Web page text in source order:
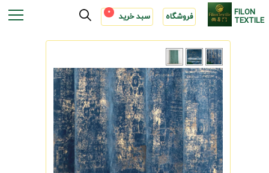
FILON
TEXTILE فروشگاه سبد خرید 0